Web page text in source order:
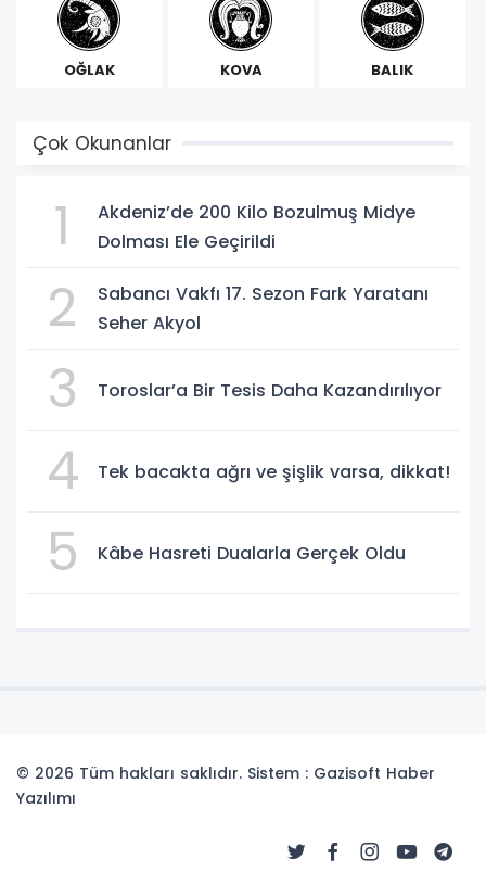
OĞLAK KOVA BALIK
Çok Okunanlar
1
Akdeniz’de 200 Kilo Bozulmuş Midye
Dolması Ele Geçirildi
2
Sabancı Vakfı 17. Sezon Fark Yaratanı
Seher Akyol
3 Toroslar’a Bir Tesis Daha Kazandırılıyor
4 Tek bacakta ağrı ve şişlik varsa, dikkat!
5 Kâbe Hasreti Dualarla Gerçek Oldu
© 2026 Tüm hakları saklıdır. Sistem : Gazisoft Haber
Yazılımı